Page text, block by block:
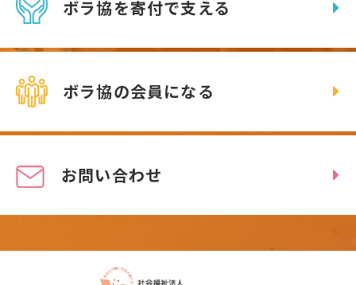
ボラ協を寄付で支える
ボラ協の会員になる
お問い合わせ